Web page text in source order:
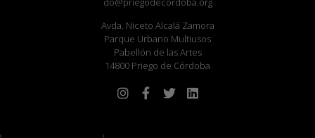
Avda. Niceto Alcalá Zamora
Parque Urbano Multiusos
Pabellón de las Artes
14800 Priego de Córdoba